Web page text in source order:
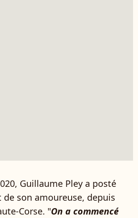
Guillaume Pley a posté
son amoureuse, depuis
Corse. "On a commencé